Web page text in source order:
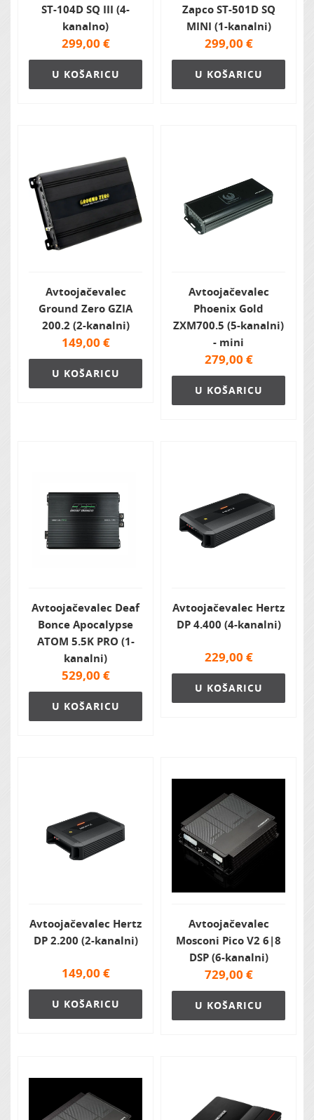
ST-104D SQ III (4-
kanalno)
299,00 €
U KOŠARICU
Zapco ST-501D SQ
MINI (1-kanalni)
299,00 €
U KOŠARICU
Avtoojačevalec
Ground Zero GZIA
200.2 (2-kanalni)
149,00 €
U KOŠARICU
Avtoojačevalec
Phoenix Gold
ZXM700.5 (5-kanalni)
- mini
279,00 €
U KOŠARICU
Avtoojačevalec Deaf
Bonce Apocalypse
ATOM 5.5K PRO (1-
kanalni)
529,00 €
U KOŠARICU
Avtoojačevalec Hertz
DP 4.400 (4-kanalni)
229,00 €
U KOŠARICU
Avtoojačevalec Hertz
DP 2.200 (2-kanalni)
149,00 €
U KOŠARICU
Avtoojačevalec
Mosconi Pico V2 6|8
DSP (6-kanalni)
729,00 €
U KOŠARICU